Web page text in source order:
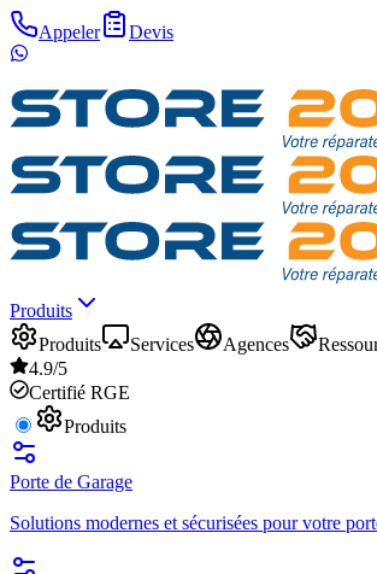
Appeler Devis
Produits
Produits
Services Agences
4.9/5
Certifié RGE
Produits
Porte de Garage
Solutions modernes et sécurisées pour votre